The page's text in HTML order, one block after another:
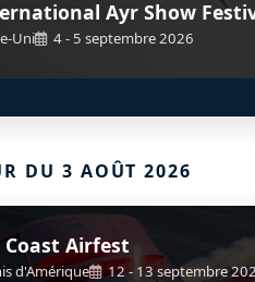
Ayr Show
Uni 4 - 5 septembre 2026
D
DU 3 AOÛT 2026
Airfest
d'Amérique 12 - 13 septembre